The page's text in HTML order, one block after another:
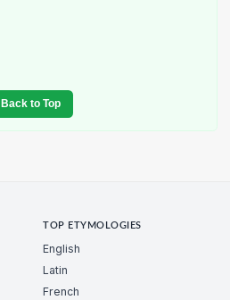
Back to Top
TOP ETYMOLOGIES
English
Latin
French